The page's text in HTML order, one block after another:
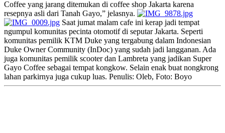
Coffee yang jarang ditemukan di coffee shop Jakarta karena
resepnya asli dari Tanah Gayo,” jelasnya.
Saat jumat malam cafe ini kerap jadi tempat
ngumpul komunitas pecinta otomotif di seputar Jakarta. Seperti
komunitas pemilik KTM Duke yang tergabung dalam Indonesian
Duke Owner Community (InDoc) yang sudah jadi langganan. Ada
juga komunitas pemilik scooter dan Lambreta yang jadikan Super
Gayo Coffee sebagai tempat kongkow. Selain enak buat nongkrong
lahan parkirnya juga cukup luas. Penulis: Oleb, Foto: Boyo